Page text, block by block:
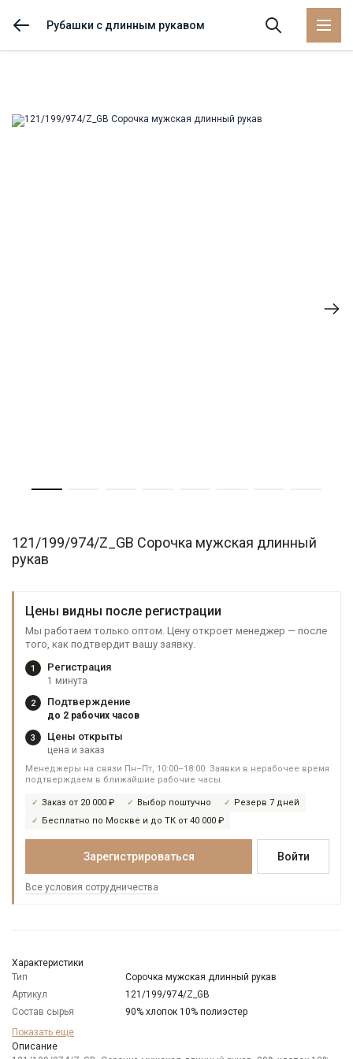
Рубашки с длинным рукавом
121/199/974/Z_GB Сорочка мужская длинный
рукав
Цены видны после регистрации
Мы работаем только оптом. Цену откроет менеджер — после
того, как подтвердит вашу заявку.
1 Регистрация
1 минута
2 Подтверждение
до 2 рабочих часов
3 Цены открыты
цена и заказ
Менеджеры на связи Пн–Пт, 10:00–18:00. Заявки в нерабочее время
подтверждаем в ближайшие рабочие часы.
Заказ от 20 000 ₽ Выбор поштучно
Резерв 7 дней
Бесплатно по Москве и до ТК от 40 000 ₽
Зарегистрироваться Войти
Все условия сотрудничества
Характеристики
Тип
Сорочка мужская длинный рукав
Артикул
121/199/974/Z_GB
Состав сырья
90% хлопок 10% полиэстер
Бренд
Модель
Показать еще
Описание